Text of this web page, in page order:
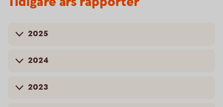
2025
2024
2023